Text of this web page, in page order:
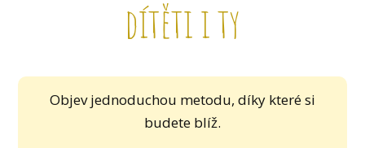
dítěti i ty
Objev jednoduchou metodu, díky které si
budete blíž.